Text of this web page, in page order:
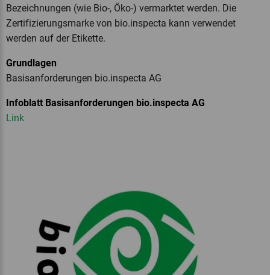
Bezeichnungen (wie Bio-, Öko-) vermarktet werden. Die
Zertifizierungsmarke von bio.inspecta kann verwendet
werden auf der Etikette.
Grundlagen
Basisanforderungen bio.inspecta AG
Infoblatt Basisanforderungen bio.inspecta AG
Link